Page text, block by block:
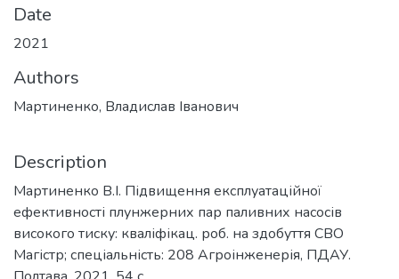
Date
2021
Authors
Мартиненко, Владислав Іванович
Description
Мартиненко В.І. Підвищення експлуатаційної
ефективності плунжерних пар паливних насосів
високого тиску: кваліфікац. роб. на здобуття СВО
Магістр; спеціальність: 208 Агроінженерія, ПДАУ.